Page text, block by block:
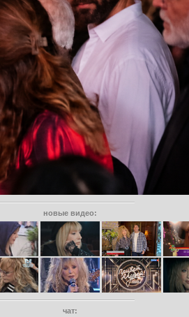
новые видео:
чат: